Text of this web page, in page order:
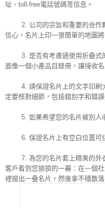
址、 toll-free電話號碼等信息。
2. 公司的宗旨和重要的合作
信心，名片上印一張簡單的地圖
3. 是否有考慮過使用折疊式
面像一個小產品目錄冊，讓接收
4. 請保證名片上的文字印刷
定要核對細節，包括錯別字和錯誤
5. 如果希望您的名片被別人
6. 保證名片上有空白位置可
7. 為您的名片套上精美的外
客戶看到您狼狽的一幕：在一個
裡搜出一疊名片，然後拿不穩散落